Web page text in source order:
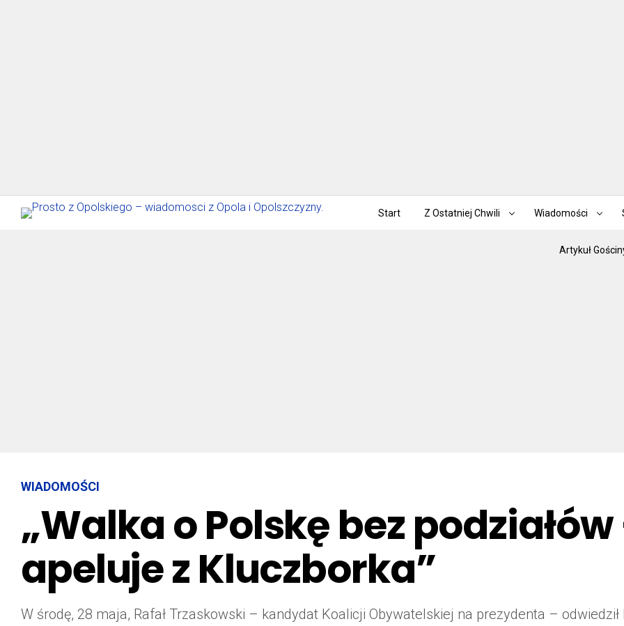
Start Z Ostatniej Chwili Wiadomości
Artykuł
WIADOMOŚCI
„Walka o Polskę bez
apeluje z Kluczborka”
W środę, 28 maja, Rafał Trzaskowski – kandydat Koalicji Obywatelskiej na prezydenta –